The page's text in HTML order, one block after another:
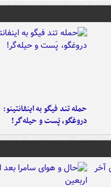
حمله تند فیگو به اینفانتینو:
دروغگو، پَست‌ و حیله‌گر!